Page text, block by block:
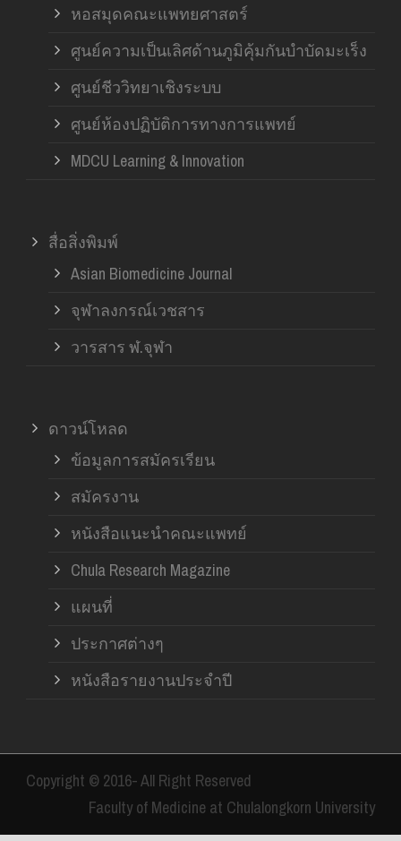
หอสมุดคณะแพทยศาสตร์
ศูนย์ความเป็นเลิศด้านภูมิคุ้มกันบำบัดมะเร็ง
ศูนย์ชีววิทยาเชิงระบบ
ศูนย์ห้องปฏิบัติการทางการแพทย์
MDCU Learning & Innovation
สื่อสิ่งพิมพ์
Asian Biomedicine Journal
จุฬาลงกรณ์เวชสาร
วารสาร ฬ.จุฬา
ดาวน์โหลด
ข้อมูลการสมัครเรียน
สมัครงาน
หนังสือแนะนำคณะแพทย์
Chula Research Magazine
แผนที่
ประกาศต่างๆ
หนังสือรายงานประจำปี
Copyright © 2016- All Right Reserved
Faculty of Medicine at Chulalongkorn University